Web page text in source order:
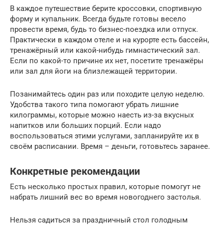
В каждое путешествие берите кроссовки, спортивную
форму и купальник. Всегда будьте готовы весело
провести время, будь то бизнес-поездка или отпуск.
Практически в каждом отеле и на курорте есть бассейн,
тренажёрный или какой-нибудь гимнастический зал.
Если по какой-то причине их нет, посетите тренажёры
или зал для йоги на близлежащей территории.
Позанимайтесь один раз или походите целую неделю.
Удобства такого типа помогают убрать лишние
килограммы, которые можно наесть из-за вкусных
напитков или больших порций. Если надо
воспользоваться этими услугами, запланируйте их в
своём расписании. Время – деньги, готовьтесь заранее.
Конкретные рекомендации
Есть несколько простых правил, которые помогут не
набрать лишний вес во время новогоднего застолья.
Нельзя садиться за праздничный стол голодным